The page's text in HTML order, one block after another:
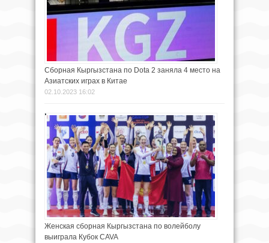
Сборная Кыргызстана по Dota 2 заняла 4 место на
Азиатских играх в Китае
02.10.2023 16:02
Женская сборная Кыргызстана по волейболу
выиграла Кубок CAVA